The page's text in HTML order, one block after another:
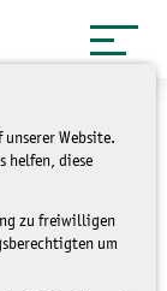
unserer Website.
helfen, diese
zu freiwilligen
um